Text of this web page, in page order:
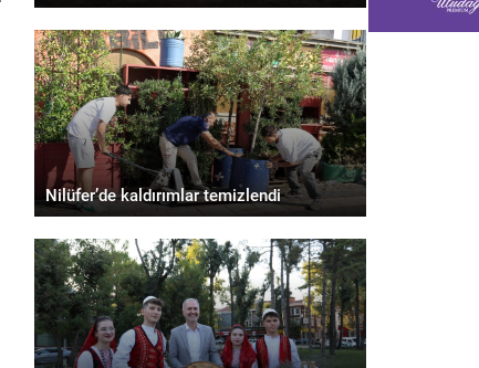
Nilüfer’de kaldırımlar temizlendi